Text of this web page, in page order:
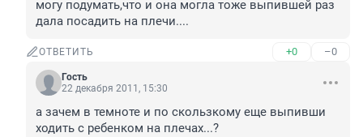
могу подумать,что и она могла тоже выпившей раз
дала посадить на плечи....
ОТВЕТИТЬ +0 –0
Гость
22 декабря 2011, 15:30
а зачем в темноте и по скользкому еще выпивши
ходить с ребенком на плечах...?